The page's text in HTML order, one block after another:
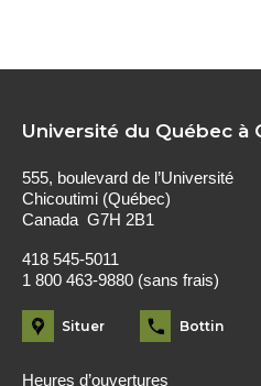
Université du Québec à
555, boulevard de l’Université
Chicoutimi (Québec)
Canada G7H 2B1
418 545-5011
1 800 463-9880 (sans frais)
Situer Bottin
Heures d’ouvertures